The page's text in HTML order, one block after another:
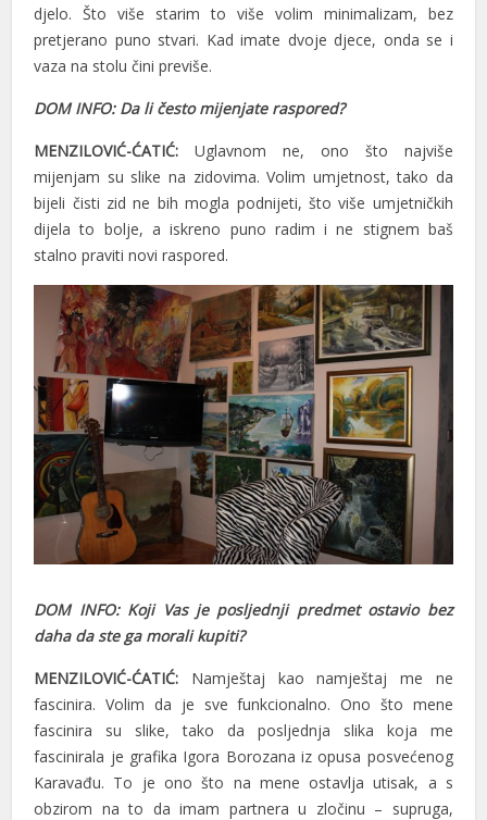
djelo. Što više starim to više volim minimalizam, bez
pretjerano puno stvari. Kad imate dvoje djece, onda se i
vaza na stolu čini previše.
DOM INFO: Da li često mijenjate raspored?
MENZILOVIĆ-ĆATIĆ: Uglavnom ne, ono što najviše
mijenjam su slike na zidovima. Volim umjetnost, tako da
bijeli čisti zid ne bih mogla podnijeti, što više umjetničkih
dijela to bolje, a iskreno puno radim i ne stignem baš
stalno praviti novi raspored.
DOM INFO: Koji Vas je posljednji predmet ostavio bez
daha da ste ga morali kupiti?
MENZILOVIĆ-ĆATIĆ: Namještaj kao namještaj me ne
fascinira. Volim da je sve funkcionalno. Ono što mene
fascinira su slike, tako da posljednja slika koja me
fascinirala je grafika Igora Borozana iz opusa posvećenog
Karavađu. To je ono što na mene ostavlja utisak, a s
obzirom na to da imam partnera u zločinu – supruga,